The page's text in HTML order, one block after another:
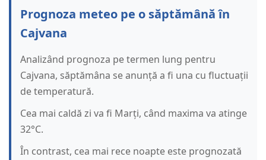
Prognoza meteo pe o săptămână în
Cajvana
Analizând prognoza pe termen lung pentru
Cajvana, săptămâna se anunță a fi una cu fluctuații
de temperatură.
Cea mai caldă zi va fi Marți, când maxima va atinge
32°C.
În contrast, cea mai rece noapte este prognozată